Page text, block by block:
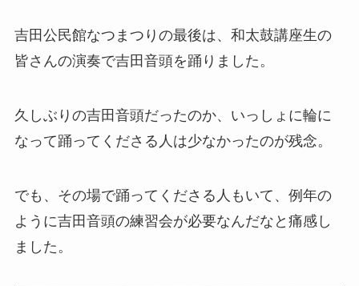
吉田公民館なつまつりの最後は、和太鼓講座生の
皆さんの演奏で吉田音頭を踊りました。
久しぶりの吉田音頭だったのか、いっしょに輪に
なって踊ってくださる人は少なかったのが残念。
でも、その場で踊ってくださる人もいて、例年の
ように吉田音頭の練習会が必要なんだなと痛感し
ました。